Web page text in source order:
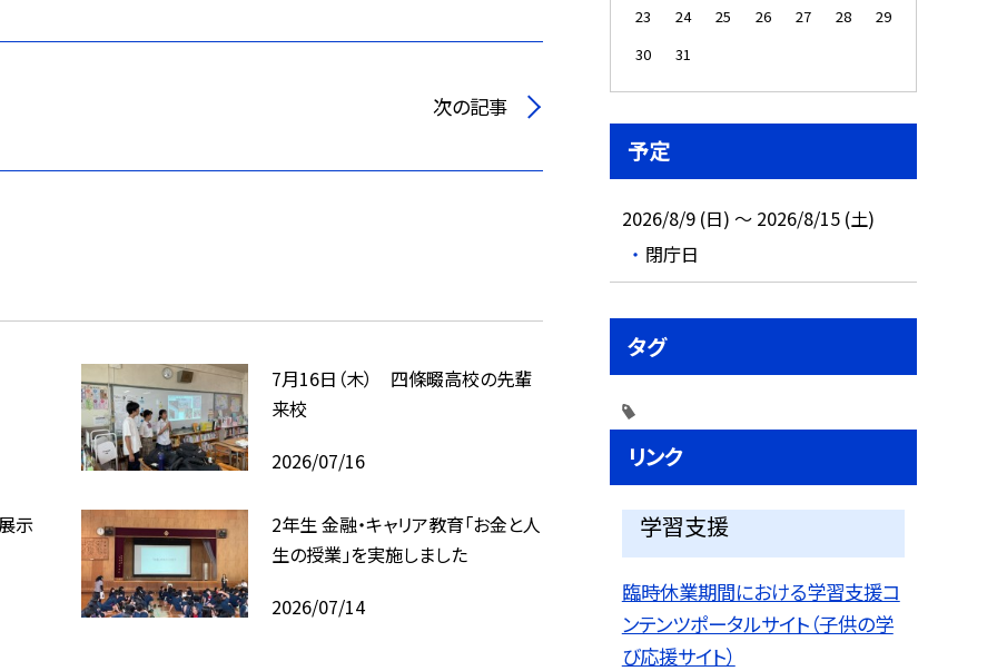
次の記事
7月16日（木） 四條畷高校の先輩
来校
2026/07/16
示
2年生 金融・キャリア教育「お金と人
生の授業」を実施しました
2026/07/14
23 24 25 26 27 28
29
30
31
予定
2026/8/9 (日) ～ 2026/8/15 (土)
閉庁日
タグ
リンク
学習支援
臨時休業期間における学習支援コ
ンテンツポータルサイト（子供の学
び応援サイト）